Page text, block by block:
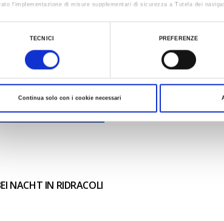
l’implementazione di misure supplementari di sicurezza a Tutela dei
di revocare il consenso prestato e visualizzare le informazioni complete sul
TECNICI PREFERENZE
Continua solo con i cookie necessari
1 1
NACHT IN RIDRACOLI